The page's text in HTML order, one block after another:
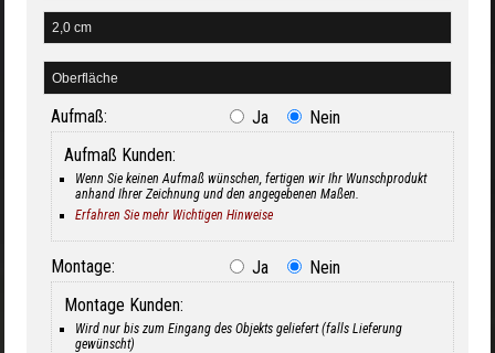
Aufmaß: Ja
Nein
Aufmaß Kunden:
Wenn Sie keinen Aufmaß wünschen, fertigen wir Ihr Wunschprodukt
anhand Ihrer Zeichnung und den angegebenen Maßen.
Erfahren Sie mehr Wichtigen Hinweise
Montage: Ja
Nein
Montage Kunden:
Wird nur bis zum Eingang des Objekts geliefert (falls Lieferung
gewünscht)